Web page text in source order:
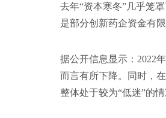
去年“资本寒冬”几乎笼
是部分创新药企资金有
据公开信息显示：2022
而言有所下降。同时，
整体处于较为“低迷”的